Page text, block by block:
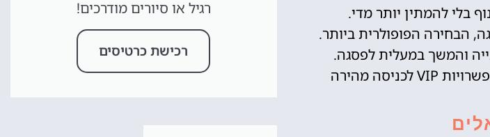
בלי להמתין יותר מדי.
הבחירה הפופולרית ביותר.
והמשך במעלית לפסגה.
– ישנם כרטיסים עם מדריך, סיורים פרטיים ואפשרויות VIP לכניסה מהירה
רגיל או סיורים מודרכים!
רכישת כרטיסים